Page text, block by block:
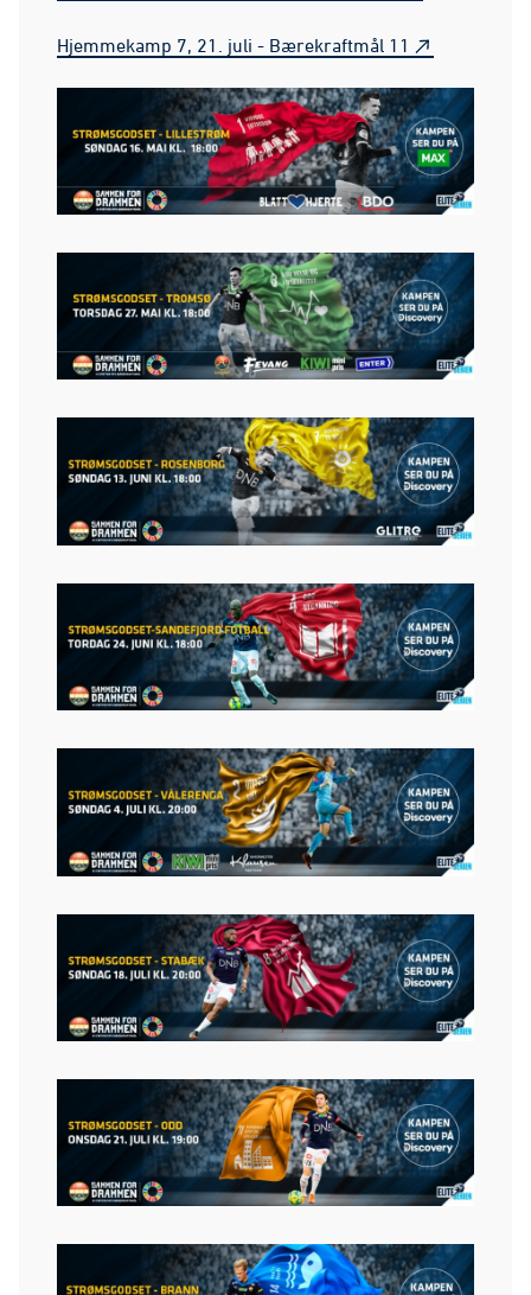
Hjemmekamp 7, 21. juli - Bærekraftmål 11